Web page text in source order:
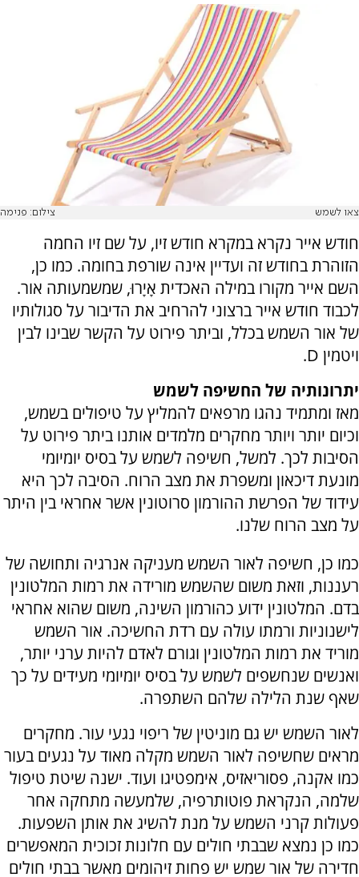
צאו לשמש צילום: פנימה
חודש אייר נקרא במקרא חודש זיו, על שם זיו החמה
הזוהרת בחודש זה ועדיין אינה שורפת בחומה. כמו כן,
השם אייר מקורו במילה האכדית אָיָרוּ, שמשמעותה אור.
לכבוד חודש אייר ברצוני להרחיב את הדיבור על סגולותיו
של אור השמש בכלל, וביתר פירוט על הקשר שבינו לבין
ויטמין D.
יתרונותיה של החשיפה לשמש
מאז ומתמיד נהגו מרפאים להמליץ על טיפולים בשמש,
וכיום יותר ויותר מחקרים מלמדים אותנו ביתר פירוט על
הסיבות לכך. למשל, חשיפה לשמש על בסיס יומיומי
מונעת דיכאון ומשפרת את מצב הרוח. הסיבה לכך היא
עידוד של הפרשת ההורמון סרוטונין אשר אחראי בין היתר
על מצב הרוח שלנו.
כמו כן, חשיפה לאור השמש מעניקה אנרגיה ותחושה של
רעננות, וזאת משום שהשמש מורידה את רמות המלטונין
בדם. המלטונין ידוע כהורמון השינה, משום שהוא אחראי
לישנוניות ורמתו עולה עם רדת החשיכה. אור השמש
מוריד את רמות המלטונין וגורם לאדם להיות ערני יותר,
ואנשים שנחשפים לשמש על בסיס יומיומי מעידים על כך
שאף שנת הלילה שלהם השתפרה.
לאור השמש יש גם מוניטין של ריפוי נגעי עור. מחקרים
מראים שחשיפה לאור השמש מקלה מאוד על נגעים בעור
כמו אקנה, פסוריאזיס, אימפטיגו ועוד. ישנה שיטת טיפול
שלמה, הנקראת פוטותרפיה, שלמעשה מתחקה אחר
פעולות קרני השמש על מנת להשיג את אותן השפעות.
כמו כן נמצא שבבתי חולים עם חלונות זכוכית המאפשרים
חדירה של אור שמש יש פחות זיהומים מאשר בבתי חולים